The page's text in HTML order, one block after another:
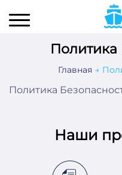
Политика
Главная
Политика
Наши